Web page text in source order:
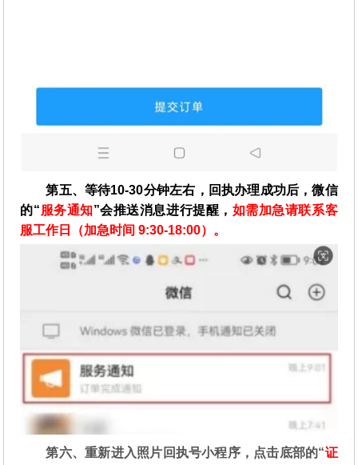
第五、等待10-30分钟左右，回执办理成功后，微信
的“服务通知”会推送消息进行提醒， 如需加急请联系客
服工作日（加急时间 9:30-18:00）。
第六、重新进入照片回执号小程序，点击底部的“证